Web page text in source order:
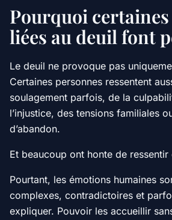
Pourquoi
liées au deuil font
Le deuil ne provoque pas
Certaines personnes ressentent
soulagement parfois, de la
l’injustice, des tensions familiales
d’abandon.
Et beaucoup ont honte de ressentir
Pourtant, les émotions humaines
complexes, contradictoires et
expliquer. Pouvoir les accueillir